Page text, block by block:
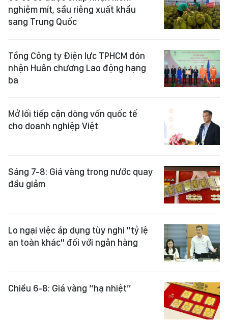
nghiệm mít, sầu riêng xuất khẩu
sang Trung Quốc
Tổng Công ty Điện lực TPHCM đón
nhận Huân chương Lao động hạng
ba
Mở lối tiếp cận dòng vốn quốc tế
cho doanh nghiệp Việt
Sáng 7-8: Giá vàng trong nước quay
đầu giảm
Lo ngại việc áp dụng tùy nghi "tỷ lệ
an toàn khác" đối với ngân hàng
Chiều 6-8: Giá vàng “hạ nhiệt”